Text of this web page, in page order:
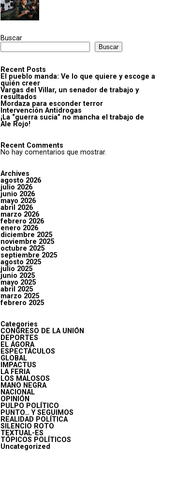
Buscar
Buscar
Recent Posts
El pueblo manda: Ve lo que quiere y escoge a
quién creer
Vargas del Villar, un senador de trabajo y
resultados
Mordaza para esconder terror
Intervención Antidrogas
¡La “guerra sucia” no mancha el trabajo de
Ale Rojo!
Recent Comments
No hay comentarios que mostrar.
Archives
agosto 2026
julio 2026
junio 2026
mayo 2026
abril 2026
marzo 2026
febrero 2026
enero 2026
diciembre 2025
noviembre 2025
octubre 2025
septiembre 2025
agosto 2025
julio 2025
junio 2025
mayo 2025
abril 2025
marzo 2025
febrero 2025
Categories
CONGRESO DE LA UNIÓN
DEPORTES
EL ÁGORA
ESPECTÁCULOS
GLOBAL
IMPACTUS
LA FERIA
LOS MALOSOS
MANO NEGRA
NACIONAL
OPINIÓN
PULPO POLÍTICO
PUNTO… Y SEGUIMOS
REALIDAD POLÍTICA
SILENCIO ROTO
TEXTUAL-ES
TÓPICOS POLÍTICOS
Uncategorized